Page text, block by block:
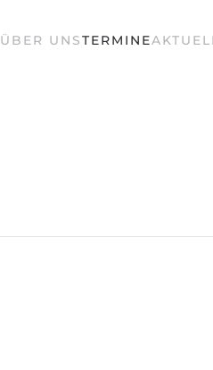
ÜBER UNSTERMINE